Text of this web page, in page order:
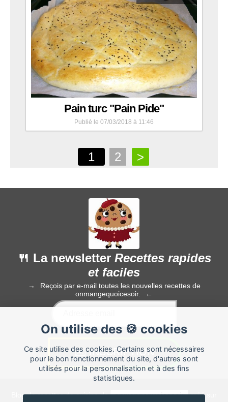
Pain turc "Pain Pide"
Publié le 07/03/2018 à 11:46
1 2 >
On utilise des 🍪 cookies
Ce site utilise des cookies. Certains sont nécessaires
pour le bon fonctionnement du site, d'autres sont
utilisés pour la personnalisation et à des fins
statistiques.
🍴 La newsletter Recettes rapides
et faciles
Reçois par e-mail toutes les nouvelles recettes de
onmangequoicesoir.
Blog de recettes de cuisine de onmangequoicesoir créé sur